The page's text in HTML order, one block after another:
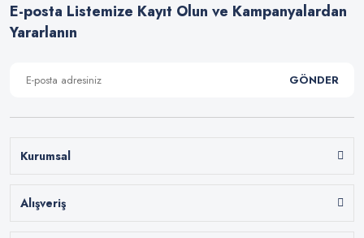
E-posta Listemize Kayıt Olun ve Kampanyalardan
Yararlanın
GÖNDER
Kurumsal
Alışveriş